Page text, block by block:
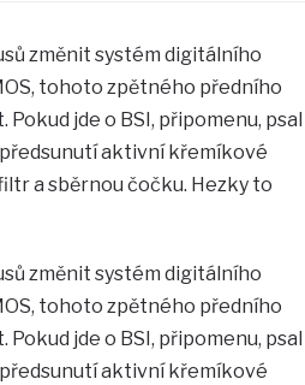
změnit systém digitálního
tohoto zpětného předního
jde o BSI, připomenu, psal
předsunutí aktivní křemíkové
a sběrnou čočku. Hezky to
změnit systém digitálního
tohoto zpětného předního
jde o BSI, připomenu, psal
předsunutí aktivní křemíkové